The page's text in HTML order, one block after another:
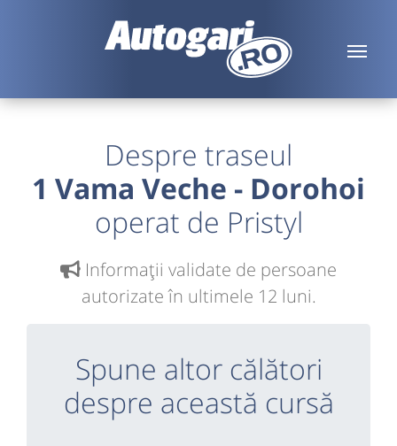
Despre traseul
1 Vama Veche - Dorohoi
operat de Pristyl
Informaţii validate de persoane
autorizate în ultimele 12 luni.
Spune altor călători
despre această cursă